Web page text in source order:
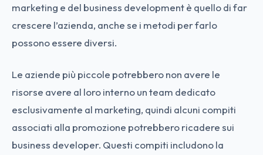
marketing e del business development è quello di far
crescere l’azienda, anche se i metodi per farlo
possono essere diversi.
Le aziende più piccole potrebbero non avere le
risorse avere al loro interno un team dedicato
esclusivamente al marketing, quindi alcuni compiti
associati alla promozione potrebbero ricadere sui
business developer. Questi compiti includono la